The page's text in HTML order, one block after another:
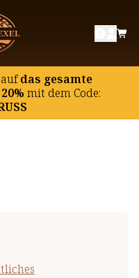
aufdas gesamte
mit dem Code:
von Spirulina